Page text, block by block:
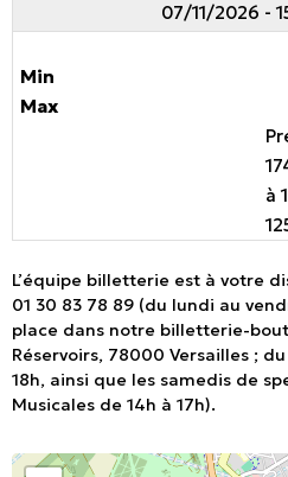
07/11/2026 -
à
L’équipe billetterie est à votre
01 30 83 78 89 (du lundi au
place dans notre billetterie-
Réservoirs, 78000 Versailles ;
18h, ainsi que les samedis de
Musicales de 14h à 17h).